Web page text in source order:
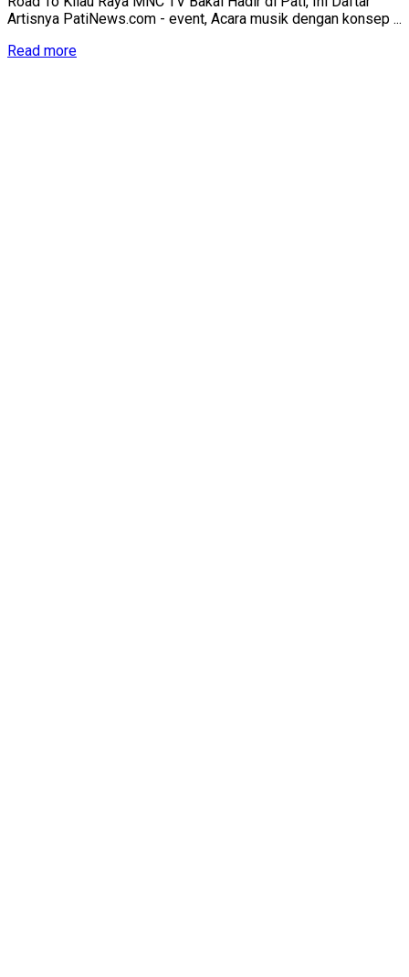
Artisnya PatiNews.com - event, Acara musik dengan konsep ...
Read moreDetails